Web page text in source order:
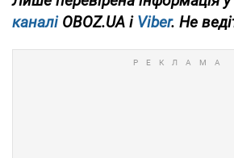
каналіOBOZ.UA і Viber. Не